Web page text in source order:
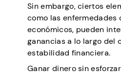
Sin embargo, ciertos
como las enfermedades
económicos, pueden
ganancias a lo largo del
estabilidad financiera.
Ganar dinero sin